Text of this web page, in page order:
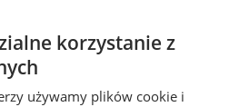
- praca w Żorach
korzystanie z
używamy plików cookie i